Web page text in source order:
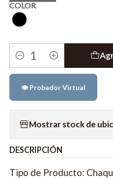
COLOR
Cantidad
👁️ Probador Virtual
Mostrar stock de
DESCRIPCIÓN
Tipo de Producto: